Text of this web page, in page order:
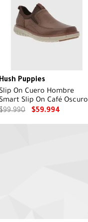
Hush Puppies
Slip On Cuero Hombre
Smart Slip On Café Oscuro
99.990 $59.994